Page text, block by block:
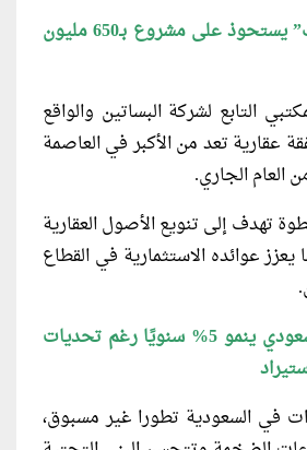
“سدكو كابيتال ريت” يستحوذ على مشروع بـ650 مليون
التابع لشركة البساتين والواقع
عقارية تعد من الأكبر في العاصمة
العام الجاري.
تهدف إلى تنويع الأصول العقارية
يعزز عوائده الاستثمارية في القطاع
قطاع الإنشاءات السعودي ينمو 5% سنويًا رغم تحديات
في السعودية تطورا غير مسبوق،